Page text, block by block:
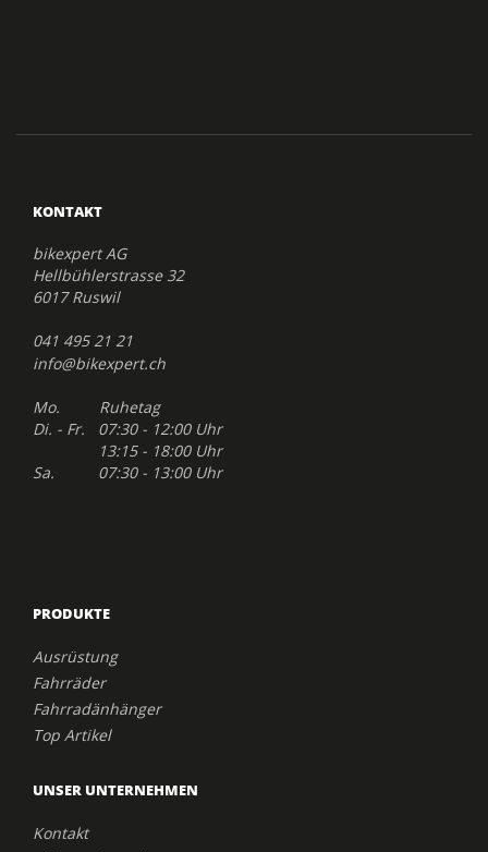
KONTAKT
bikexpert AG
Hellbühlerstrasse 32
6017 Ruswil
041 495 21 21
info@bikexpert.ch
Mo. Ruhetag
Di. - Fr. 07:30 - 12:00 Uhr
13:15 - 18:00 Uhr
Sa. 07:30 - 13:00 Uhr
PRODUKTE
Ausrüstung
Fahrräder
Fahrradänhänger
Top Artikel
UNSER UNTERNEHMEN
Kontakt